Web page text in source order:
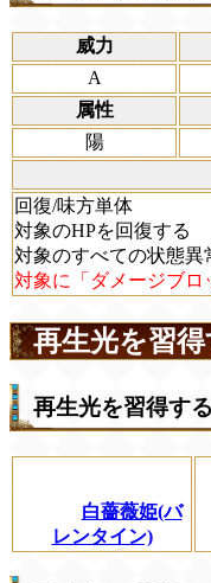
威力
A
属性
陽
回復/味方単体
対象のHPを回復する
対象のすべての状態異
対象に「ダメージブロ
再生光を習
再生光を習得す
白薔薇姫(バ
レンタイン)